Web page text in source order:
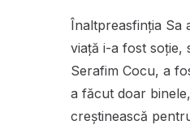
Înaltpreasfinția Sa
viață i-a fost soție,
Serafim Cocu, a
a făcut doar
creștinească